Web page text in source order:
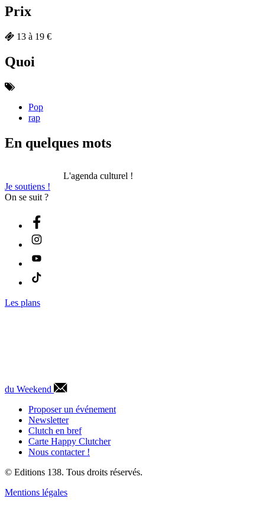
Prix
13 à 19 €
Quoi
Pop
rap
En quelques mots
L'agenda culturel !
Je soutiens !
On se suit ?
Les plans
du Weekend
Proposer un événement
Newsletter
Clutch en bref
Carte Happy Clutcher
Nous contacter !
© Editions 138. Tous droits réservés.
Mentions légales